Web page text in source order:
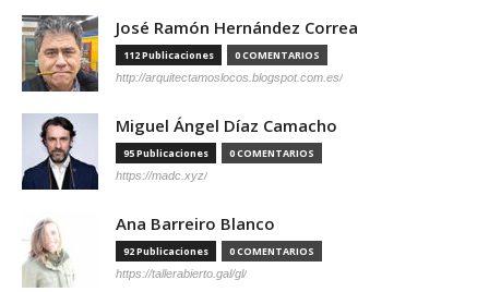
José Ramón Hernández Correa
112 Publicaciones 0 COMENTARIOS
http://arquitectamoslocos.blogspot.com.es/
Miguel Ángel Díaz Camacho
95 Publicaciones 0 COMENTARIOS
https://madc.xyz/
Ana Barreiro Blanco
92 Publicaciones 0 COMENTARIOS
https://tallerabierto.gal/gl/